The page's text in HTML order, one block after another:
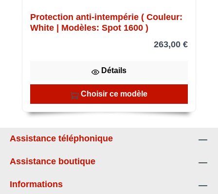
Protection anti-intempérie ( Couleur:
White | Modèles: Spot 1600 )
263,00 €
Détails
Choisir ce modèle
Assistance téléphonique
Assistance boutique
Informations